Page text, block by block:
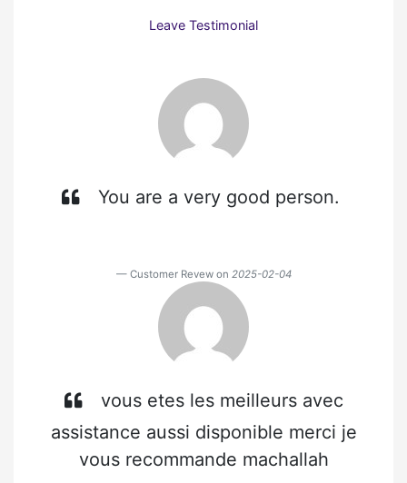
Leave Testimonial
You are a very good person.
Customer Revew on 2025-02-04
vous etes les meilleurs avec
assistance aussi disponible merci je
vous recommande machallah